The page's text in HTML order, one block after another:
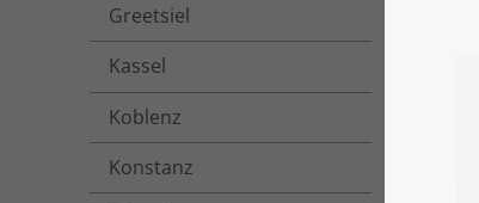
Greetsiel
Kassel
Koblenz
Konstanz